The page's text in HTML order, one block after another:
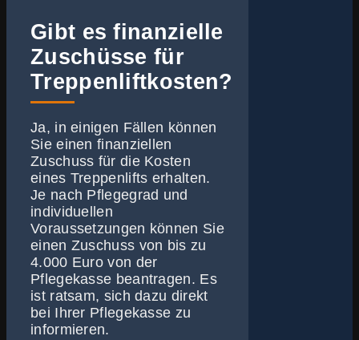
Gibt es finanzielle
Zuschüsse für
Treppenliftkosten?
Ja, in einigen Fällen können
Sie einen finanziellen
Zuschuss für die Kosten
eines Treppenlifts erhalten.
Je nach Pflegegrad und
individuellen
Voraussetzungen können Sie
einen Zuschuss von bis zu
4.000 Euro von der
Pflegekasse beantragen. Es
ist ratsam, sich dazu direkt
bei Ihrer Pflegekasse zu
informieren.